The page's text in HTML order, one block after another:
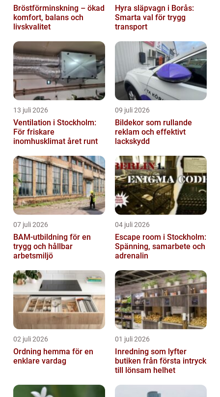
Bröstförminskning – ökad
komfort, balans och
livskvalitet
Hyra släpvagn i Borås:
Smarta val för trygg
transport
13 juli 2026
Ventilation i Stockholm:
För friskare
inomhusklimat året runt
09 juli 2026
Bildekor som rullande
reklam och effektivt
lackskydd
07 juli 2026
BAM-utbildning för en
trygg och hållbar
arbetsmiljö
04 juli 2026
Escape room i Stockholm:
Spänning, samarbete och
adrenalin
02 juli 2026
Ordning hemma för en
enklare vardag
01 juli 2026
Inredning som lyfter
butiken från första intryck
till lönsam helhet